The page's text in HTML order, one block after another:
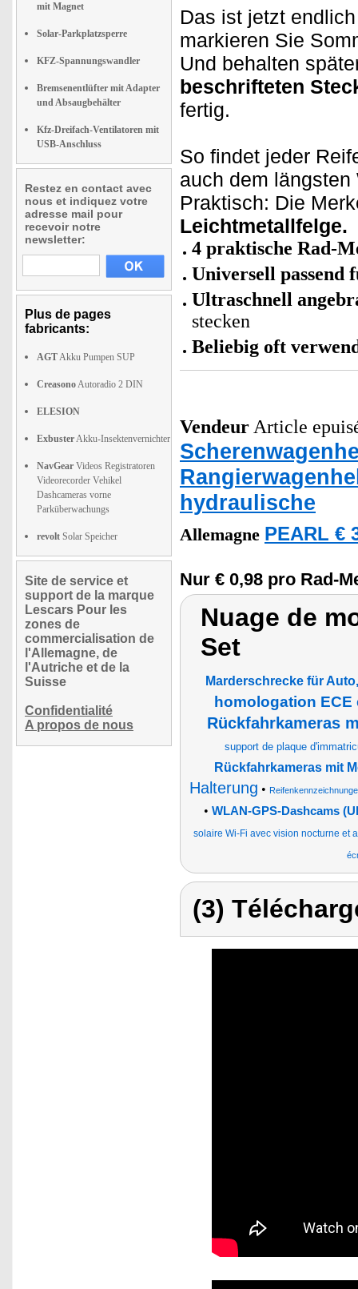
mit Magnet
Solar-Parkplatzsperre
KFZ-Spannungswandler
Bremsenentlüfter mit Adapter
und Absaugbehälter
Kfz-Dreifach-Ventilatoren mit
USB-Anschluss
Restez en contact avec
nous et indiquez votre
adresse mail pour
recevoir notre
newsletter:
Plus de pages
fabricants:
AGTAkku Pumpen SUP
CreasonoAutoradio 2 DIN
ELESION
ExbusterAkku-Insektenvernichter
NavGear Videos Registratoren
Videorecorder Vehikel
Dashcameras vorne
Parküberwachungs
revolt Solar Speicher
Site de service et
support de la marque
Lescars Pour les
zones de
commercialisation de
l'Allemagne, de
l'Autriche et de la
Suisse
Confidentialité
A propos de nous
Das ist jetzt
markieren Sie
Und behalten
beschrifteten
fertig.
So findet jeder
auch dem
Praktisch: Die
Leichtmetallfelge.
4 praktische Rad-
Universell passend
Ultraschnell
stecken
Beliebig oft
Vendeur Article
hydraulische
Allemagne PEARL €
Nur € 0,98 pro Rad-
Nuage de
Set
Marderschrecke für
homologation ECE
Rückfahrkameras
support de plaque
Rückfahrkameras mit
Halterung •
• WLAN-GPS-Dashcams
solaire Wi-Fi avec vision nocturne et
(3)